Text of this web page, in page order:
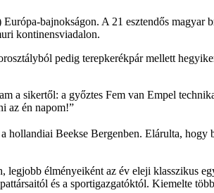
bajnokságon. A 21 esztendős magyar
kontinensviadalon.
pedig terepkerékpár mellett
sikertől: a győztes Fem van Empel
az én napom!
hollandiai Beekse Bergenben. Elárulta, hogy
legjobb élményeiként az év eleji klasszikus
és a sportigazgatóktól. Kiemelte